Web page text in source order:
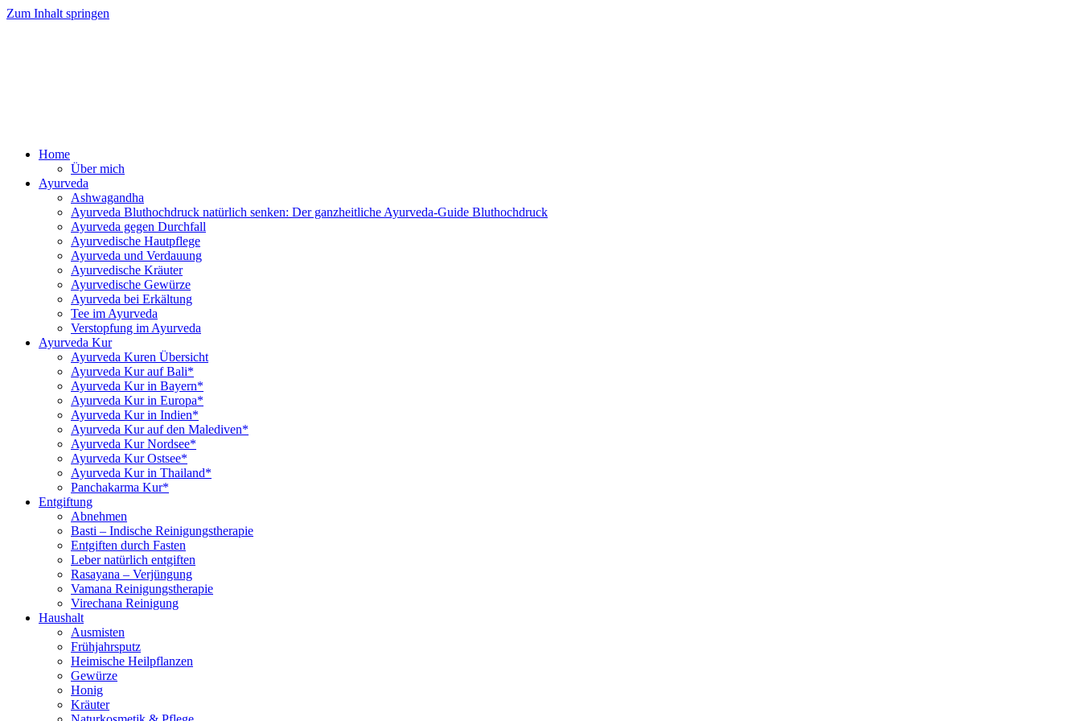
Zum Inhalt springen
Home
Über mich
Ayurveda
Ashwagandha
Ayurveda Bluthochdruck natürlich senken: Der ganzheitliche Ayurveda-Guide Bluthochdruck
Ayurveda gegen Durchfall
Ayurvedische Hautpflege
Ayurveda und Verdauung
Ayurvedische Kräuter
Ayurvedische Gewürze
Ayurveda bei Erkältung
Tee im Ayurveda
Verstopfung im Ayurveda
Ayurveda Kur
Ayurveda Kuren Übersicht
Ayurveda Kur auf Bali*
Ayurveda Kur in Bayern*
Ayurveda Kur in Europa*
Ayurveda Kur in Indien*
Ayurveda Kur auf den Malediven*
Ayurveda Kur Nordsee*
Ayurveda Kur Ostsee*
Ayurveda Kur in Thailand*
Panchakarma Kur*
Entgiftung
Abnehmen
Basti – Indische Reinigungstherapie
Entgiften durch Fasten
Leber natürlich entgiften
Rasayana – Verjüngung
Vamana Reinigungstherapie
Virechana Reinigung
Haushalt
Ausmisten
Frühjahrsputz
Heimische Heilpflanzen
Gewürze
Honig
Kräuter